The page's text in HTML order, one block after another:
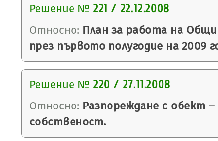
Решение № 221 / 22.12.2008
Относно: План за работа на
през първото полугодие на 2009
Решение № 220 / 27.11.2008
Относно: Разпореждане с обект
собственост.